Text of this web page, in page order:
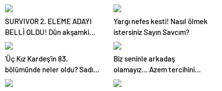
SURVIVOR 2. ELEME ADAYI
BELLİ OLDU! Dün akşamki
konseyde gergin anlar:
Batuhan ateş püskürdü! 28
Nisan Survivor All Star ikinci
Yargı nefes kesti! Nasıl ölmek
istersiniz Sayın Savcım?
‘Üç Kız Kardeş’in 83.
bölümünde neler oldu? Sadık
öldü mü?
Biz seninle arkadaş
olamayız… Azem tercihini
yaptı!